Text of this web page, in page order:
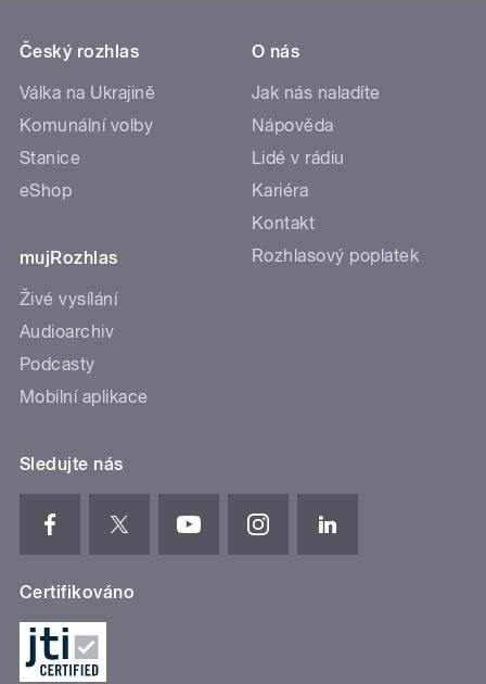
Český rozhlas
Válka na Ukrajině
Komunální volby
Stanice
eShop
mujRozhlas
Živé vysílání
Audioarchiv
Podcasty
Mobilní aplikace
O nás
Jak nás naladíte
Nápověda
Lidé v rádiu
Kariéra
Kontakt
Rozhlasový poplatek
Sledujte nás
Certifikováno